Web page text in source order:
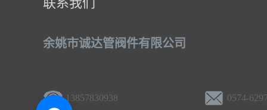
余姚市诚达管阀件有限公司
13857830938 0574-